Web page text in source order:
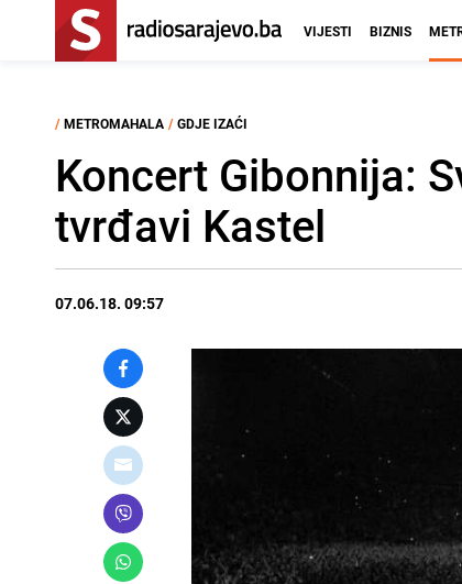
VIJESTI BIZNIS
/ METROMAHALA / GDJE IZAĆI
Koncert Gibonnija:
tvrđavi Kastel
07.06.18. 09:57